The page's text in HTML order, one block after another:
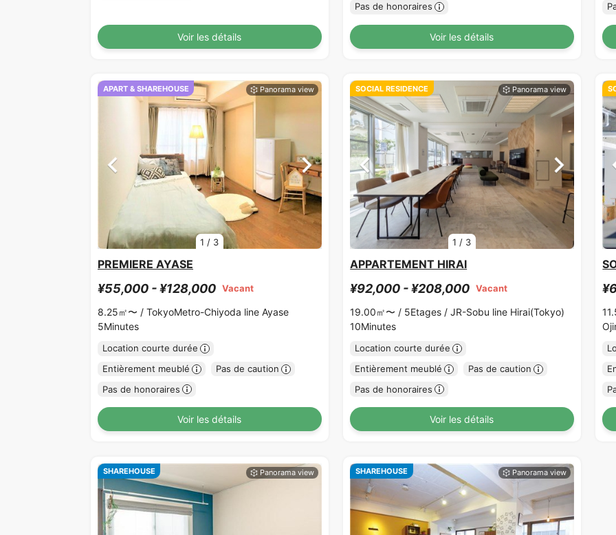
Voir les détails
Pas de honoraires
Voir les détails
1 / 3
APART & SHAREHOUSE
PREMIERE AYASE
¥55,000 - ¥128,000 Vacant
8.25㎡〜 / TokyoMetro-Chiyoda line Ayase
5Minutes
Location courte durée
Entièrement meublé
Pas de caution
Pas de honoraires
Voir les détails
1 / 3
SOCIAL RESIDENCE
APPARTEMENT HIRAI
¥92,000 - ¥208,000 Vacant
19.00㎡〜 / 5Etages /JR-Sobu line Hirai(Tokyo)
10Minutes
Location courte durée
Entièrement meublé
Pas de caution
Pas de honoraires
Voir les détails
SHAREHOUSE SHAREHOUSE